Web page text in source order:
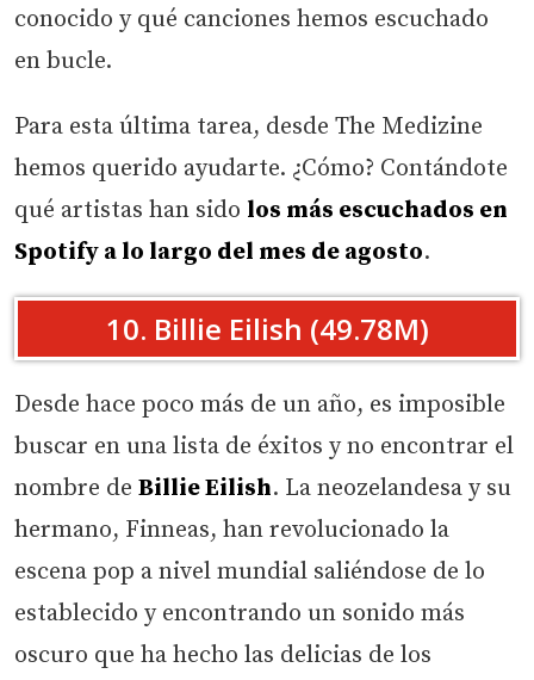
conocido y qué canciones hemos escuchado
en bucle.
Para esta última tarea, desde The Medizine
hemos querido ayudarte. ¿Cómo? Contándote
qué artistas han sido los más escuchados en
Spotify a lo largo del mes de agosto.
10. Billie Eilish (49.78M)
Desde hace poco más de un año, es imposible
buscar en una lista de éxitos y no encontrar el
nombre de Billie Eilish. La neozelandesa y su
hermano, Finneas, han revolucionado la
escena pop a nivel mundial saliéndose de lo
establecido y encontrando un sonido más
oscuro que ha hecho las delicias de los